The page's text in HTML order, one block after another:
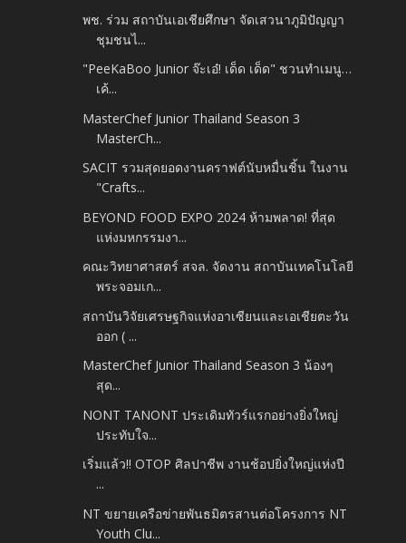
พช. ร่วม สถาบันเอเชียศึกษา จัดเสวนาภูมิปัญญา
ชุมชนไ...
"PeeKaBoo Junior จ๊ะเอ๋! เด็ด เด็ด" ชวนทำเมนู…
เค้...
MasterChef Junior Thailand Season 3
MasterCh...
SACIT รวมสุดยอดงานคราฟต์นับหมื่นชิ้น ในงาน
"Crafts...
BEYOND FOOD EXPO 2024 ห้ามพลาด! ที่สุด
แห่งมหกรรมงา...
คณะวิทยาศาสตร์ สจล. จัดงาน สถาบันเทคโนโลยี
พระจอมเก...
สถาบันวิจัยเศรษฐกิจแห่งอาเซียนและเอเชียตะวัน
ออก ( ...
MasterChef Junior Thailand Season 3 น้องๆ
สุด...
NONT TANONT ประเดิมทัวร์แรกอย่างยิ่งใหญ่
ประทับใจ...
เริ่มแล้ว!! OTOP ศิลปาชีพ งานช้อปยิ่งใหญ่แห่งปี
...
NT ขยายเครือข่ายพันธมิตรสานต่อโครงการ NT
Youth Clu...